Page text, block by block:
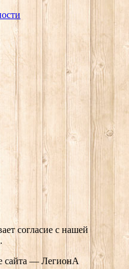
согласие с нашей
.
сайта —ЛегионА